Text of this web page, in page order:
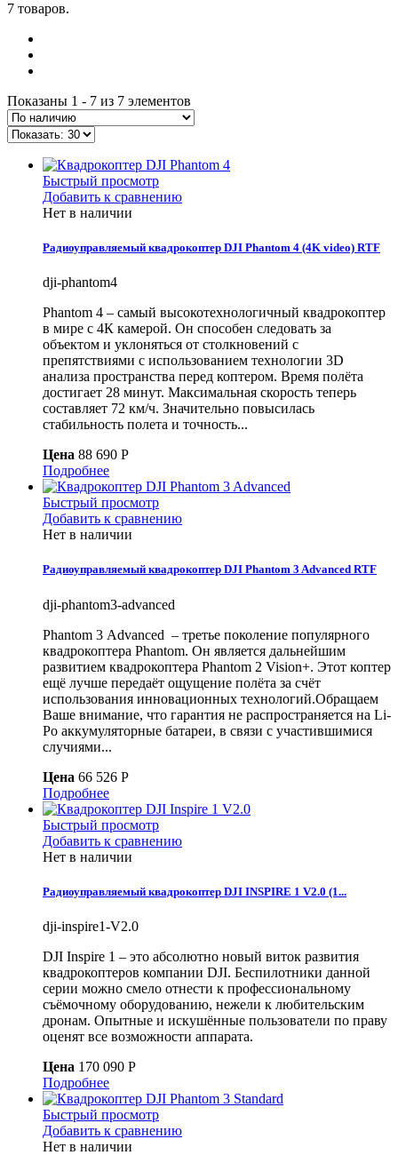
7 товаров.
Показаны 1 - 7 из 7 элементов
Быстрый просмотр
Добавить к сравнению
Нет в наличии
Радиоуправляемый квадрокоптер DJI Phantom 4 (4K video) RTF
dji-phantom4
Phantom 4 – самый высокотехнологичный квадрокоптер
в мире с 4К камерой. Он способен следовать за
объектом и уклоняться от столкновений с
препятствиями с использованием технологии 3D
анализа пространства перед коптером. Время полёта
достигает 28 минут. Максимальная скорость теперь
составляет 72 км/ч. Значительно повысилась
стабильность полета и точность...
Цена 88 690 P
Подробнее
Быстрый просмотр
Добавить к сравнению
Нет в наличии
Радиоуправляемый квадрокоптер DJI Phantom 3 Advanced RTF
dji-phantom3-advanced
Phantom 3 Advanced – третье поколение популярного
квадрокоптера Phantom. Он является дальнейшим
развитием квадрокоптера Phantom 2 Vision+. Этот коптер
ещё лучше передаёт ощущение полёта за счёт
использования инновационных технологий.Обращаем
Ваше внимание, что гарантия не распространяется на Li-
Po аккумуляторные батареи, в связи с участившимися
случиями...
Цена 66 526 P
Подробнее
Быстрый просмотр
Добавить к сравнению
Нет в наличии
Радиоуправляемый квадрокоптер DJI INSPIRE 1 V2.0 (1...
dji-inspire1-V2.0
DJI Inspire 1 – это абсолютно новый виток развития
квадрокоптеров компании DJI. Беспилотники данной
серии можно смело отнести к профессиональному
съёмочному оборудованию, нежели к любительским
дронам. Опытные и искушённые пользователи по праву
оценят все возможности аппарата.
Цена 170 090 P
Подробнее
Быстрый просмотр
Добавить к сравнению
Нет в наличии